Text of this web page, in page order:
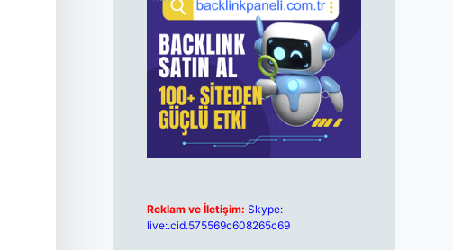
Reklam ve İletişim: Skype:
live:.cid.575569c608265c69